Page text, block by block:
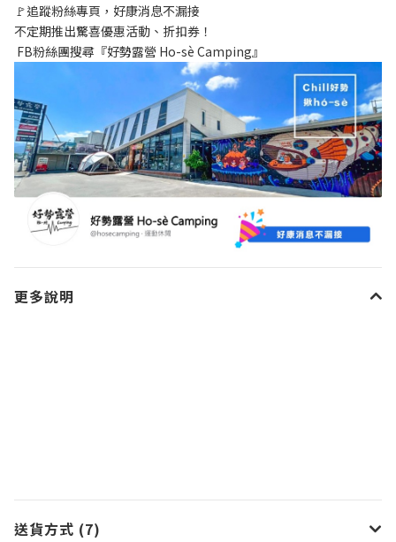
🚩追蹤粉絲專頁，好康消息不漏接
不定期推出驚喜優惠活動、折扣券！
FB粉絲團搜尋『好勢露營 Ho-sè Camping』
更多說明
送貨方式 (7)